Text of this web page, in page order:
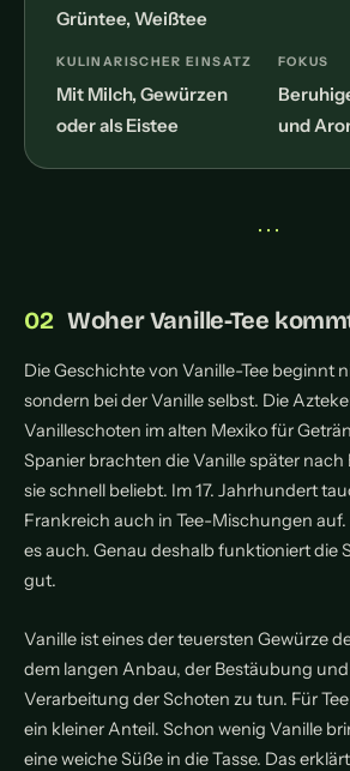
Grüntee, Weißtee
KULINARISCHER EINSATZ
Mit Milch, Gewürzen
oder als Eistee
FOKUS
und
• • •
Woher Vanille-Tee
Die Geschichte von Vanille-Tee beginnt
sondern bei der Vanille selbst. Die
Vanilleschoten im alten Mexiko für
Spanier brachten die Vanille später nach
sie schnell beliebt. Im 17. Jahrhundert
Frankreich auch in Tee-Mischungen
es auch. Genau deshalb funktioniert die
gut.
Vanille ist eines der teuersten Gewürze
dem langen Anbau, der Bestäubung
Verarbeitung der Schoten zu tun. Für
ein kleiner Anteil. Schon wenig Vanille
eine weiche Süße in die Tasse. Das